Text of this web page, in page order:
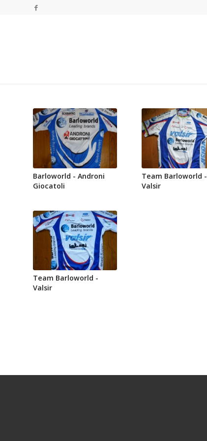
Barloworld - Androni
Giocatoli
Team Barloworld -
Valsir
Team Barloworld -
Valsir